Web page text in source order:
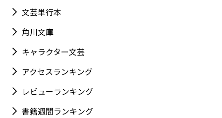
文芸単行本
角川文庫
キャラクター文芸
アクセスランキング
レビューランキング
書籍週間ランキング